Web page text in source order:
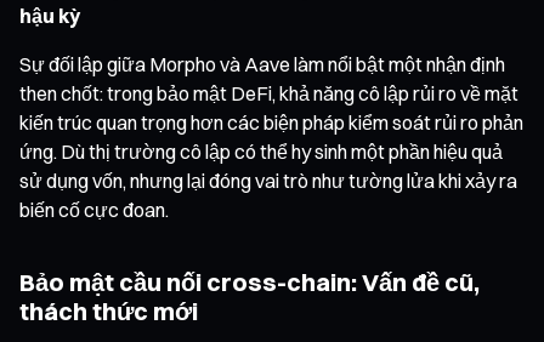
hậu kỳ
Sự đối lập giữa Morpho và Aave làm nổi bật một nhận định
then chốt: trong bảo mật DeFi, khả năng cô lập rủi ro về mặt
kiến trúc quan trọng hơn các biện pháp kiểm soát rủi ro phản
ứng. Dù thị trường cô lập có thể hy sinh một phần hiệu quả
sử dụng vốn, nhưng lại đóng vai trò như tường lửa khi xảy ra
biến cố cực đoan.
Bảo mật cầu nối cross-chain: Vấn đề cũ,
thách thức mới